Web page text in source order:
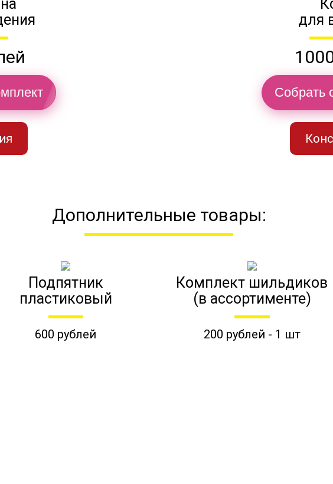
для
Собрать
Дополнительные товары:
Подпятник
пластиковый
600 рублей
Комплект шильдиков
(в ассортименте)
200 рублей - 1 шт